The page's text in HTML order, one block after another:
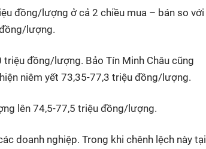
đồng/lượng ở cả 2 chiều mua – bán so với
lượng.
đồng/lượng. Bảo Tín Minh Châu cũng
niêm yết 73,35-77,3 triệu đồng/lượng.
lên 74,5-77,5 triệu đồng/lượng.
doanh nghiệp. Trong khi chênh lệch này tại